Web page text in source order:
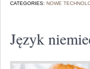
CATEGORIES: NOWE
Język